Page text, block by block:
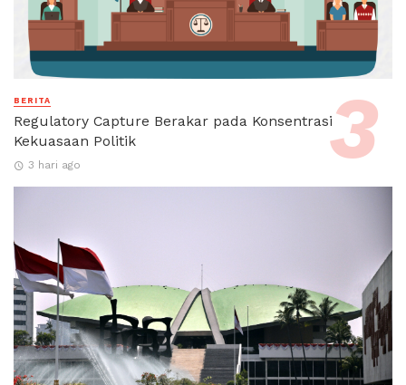
BERITA
Regulatory Capture Berakar pada Konsentrasi
Kekuasaan Politik
3 hari ago